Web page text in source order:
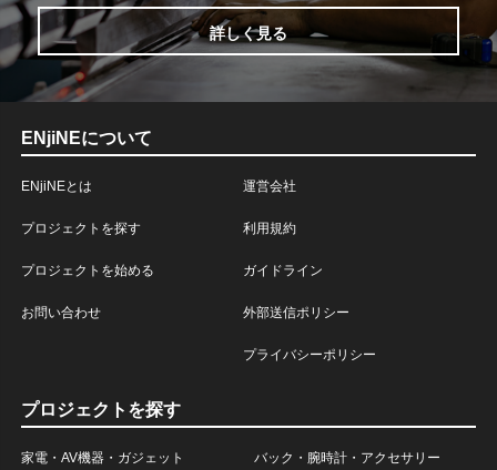
詳しく見る
ENjiNEについて
ENjiNEとは
プロジェクトを探す
プロジェクトを始める
お問い合わせ
運営会社
利用規約
ガイドライン
外部送信ポリシー
プライバシーポリシー
プロジェクトを探す
家電・AV機器・ガジェット バック・腕時計・アクセサリー